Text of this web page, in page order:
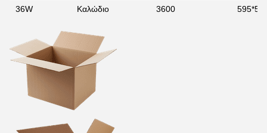
36W Καλώδιο 3600